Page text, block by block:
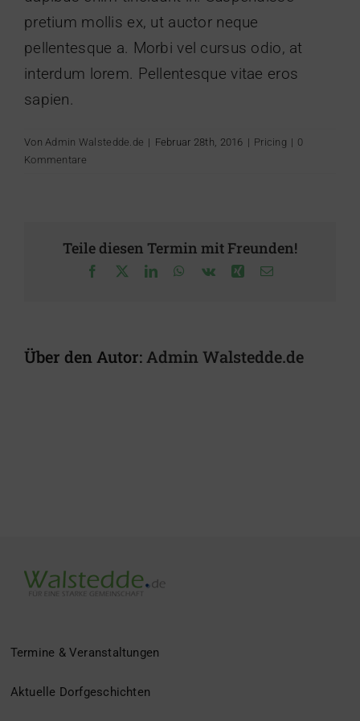
pretium mollis ex, ut auctor neque
pellentesque a. Morbi vel cursus odio, at
interdum lorem. Pellentesque vitae eros
sapien.
VonAdmin Walstedde.de | Februar 28th, 2016 | Pricing | 0
Kommentare
Teile diesen Termin mit Freunden!
Facebook LinkedInWhatsApp
Vk XingE-
Über den Autor: Admin Walstedde.de
Termine & Veranstaltungen
Aktuelle Dorfgeschichten